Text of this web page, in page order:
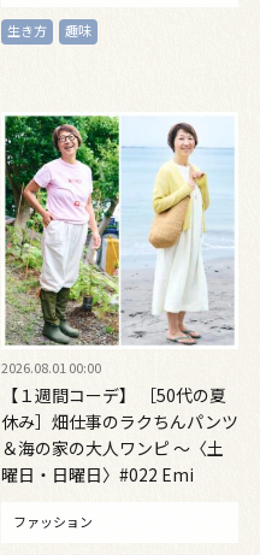
生き方 趣味
2026.08.01 00:00
【１週間コーデ】 ［50代の夏
休み］畑仕事のラクちんパンツ
＆海の家の大人ワンピ ～〈土
曜日・日曜日〉#022 Emi
ファッション